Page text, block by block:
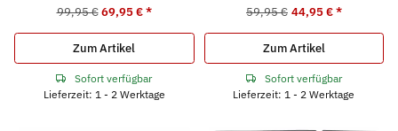
99,95 € 69,95 €*
Zum Artikel
Sofort verfügbar
Lieferzeit: 1 - 2 Werktage
59,95 € 44,95 €*
Zum Artikel
Sofort verfügbar
Lieferzeit: 1 - 2 Werktage